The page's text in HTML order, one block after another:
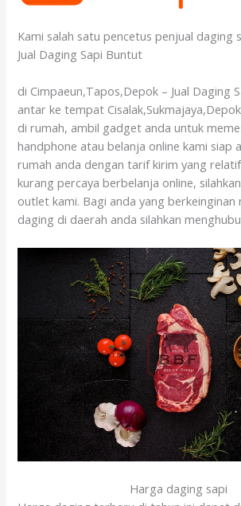
Kami salah satu pencetus penjual daging
Jual Daging Sapi Buntut
di Cimpaeun,Tapos,Depok – Jual Daging
antar ke tempat
di rumah, ambil gadget anda untuk
handphone atau belanja online kami siap
rumah anda dengan tarif kirim yang relatif
kurang percaya berbelanja online,
outlet kami. Bagi anda yang berkeinginan
daging di daerah anda silahkan
Harga daging sapi